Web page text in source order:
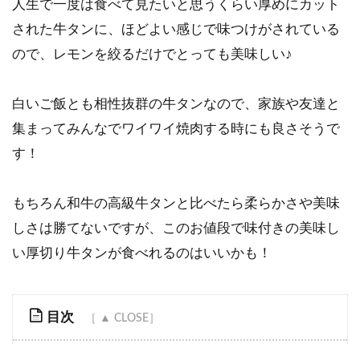
人生で一度は食べて見たいと思うくらい厚めにカット
された牛タンに、ほどよい感じで味つけがされている
ので、レモンを絞るだけでとっても美味しい♪
白いご飯とも相性抜群の牛タンなので、家族や友達と
集まってみんなでワイワイ焼肉する時にも良さそうで
す！
もちろん和牛の高級牛タンと比べたら柔らかさや美味
しさは勝てないですが、このお値段で味付きの美味し
い厚切り牛タンが食べれるのはいいかも！
目次